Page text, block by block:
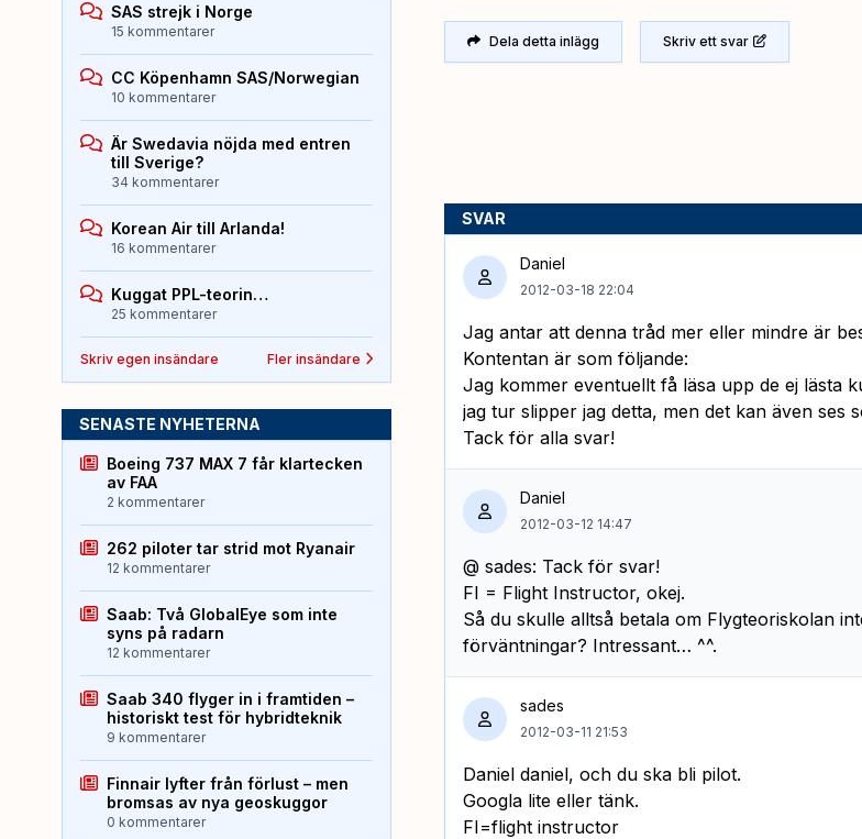
Dela detta inlägg Skriv ett svar
SVAR
Daniel
2012-03-18 22:04
Jag antar att denna tråd mer eller mindre är
Kontentan är som följande:
Jag kommer eventuellt få läsa upp de ej lästa
jag tur slipper jag detta, men det kan även ses
Tack för alla svar!
Daniel
2012-03-12 14:47
@ sades: Tack för svar!
FI = Flight Instructor, okej.
Så du skulle alltså betala om Flygteoriskolan
förväntningar? Intressant… ^^.
sades
2012-03-11 21:53
Daniel daniel, och du ska bli pilot.
Googla lite eller tänk.
FI=flight instructor
SAS strejk i Norge
15 kommentarer
CC Köpenhamn SAS/Norwegian
10 kommentarer
Är Swedavia nöjda med entren
till Sverige?
34 kommentarer
Korean Air till Arlanda!
16 kommentarer
Kuggat PPL-teorin…
25 kommentarer
Skriv egen insändare Fler insändare
SENASTE NYHETERNA
Boeing 737 MAX 7 får klartecken
av FAA
2 kommentarer
262 piloter tar strid mot Ryanair
12 kommentarer
Saab: Två GlobalEye som inte
syns på radarn
12 kommentarer
Saab 340 flyger in i framtiden –
historiskt test för hybridteknik
9 kommentarer
Finnair lyfter från förlust – men
bromsas av nya geoskuggor
0 kommentarer